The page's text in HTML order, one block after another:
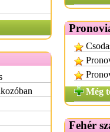
Még
Fehér